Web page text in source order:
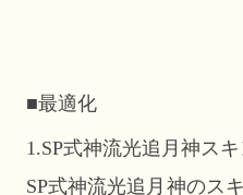
■最適化
1.SP式神流光追月神ス
SP式神流光追月神のス